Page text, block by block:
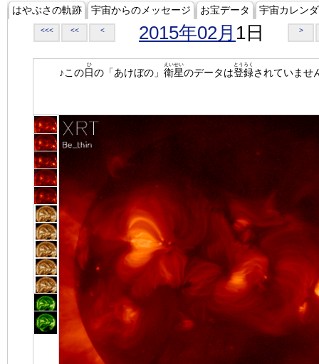
はやぶさの軌跡 宇宙からのメッセージ お宝データ 宇宙カレン
<<< << < 2015年02月 1日 >
♪この日
ひ
の「あけぼの」 衛星
えいせい
のデータは登録
とうろく
されていませ